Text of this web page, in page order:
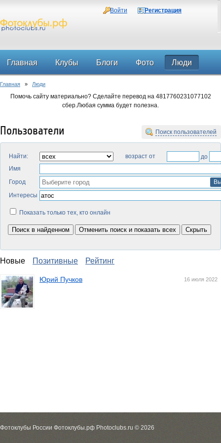
Войти Регистрация
Главная Клубы Блоги Фото Люди
Форум
Главная » Люди
Помочь сайту материально? Сделайте перевод на 4817760231077102
сбер.Любая сумма будет полезна.
Поиск пользователей
Пользователи
Найти: возраст от
до
Имя
Город
Интересы
Показать только тех, кто онлайн
Новые Позитивные Рейтинг
16 июля 2022
Юрий Пучков
Фотоклубы России Фотоклубы.рф Photoclubs.ru © 2026